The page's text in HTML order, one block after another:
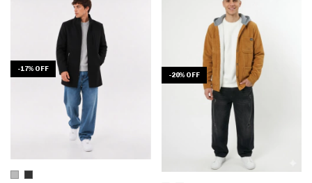
-17% OFF
-20% OFF